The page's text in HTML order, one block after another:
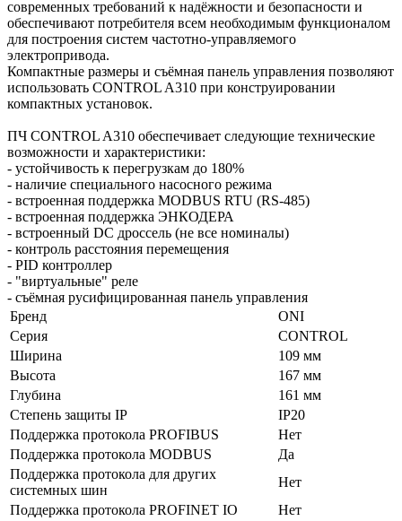
современных требований к надёжности и безопасности и
обеспечивают потребителя всем необходимым функционалом
для построения систем частотно-управляемого
электропривода.
Компактные размеры и съёмная панель управления позволяют
использовать CONTROL A310 при конструировании
компактных установок.
ПЧ CONTROL A310 обеспечивает следующие технические
возможности и характеристики:
- устойчивость к перегрузкам до 180%
- наличие специального насосного режима
- встроенная поддержка MODBUS RTU (RS-485)
- встроенная поддержка ЭНКОДЕРА
- встроенный DC дроссель (не все номиналы)
- контроль расстояния перемещения
- PID контроллер
- "виртуальные" реле
- съёмная русифицированная панель управления
Бренд
ONI
Серия
CONTROL
Ширина
109 мм
Высота
167 мм
Глубина
161 мм
Степень защиты IP
IP20
Поддержка протокола PROFIBUS
Нет
Поддержка протокола MODBUS
Да
Поддержка протокола для других
системных шин
Нет
Поддержка протокола PROFINET IO
Нет